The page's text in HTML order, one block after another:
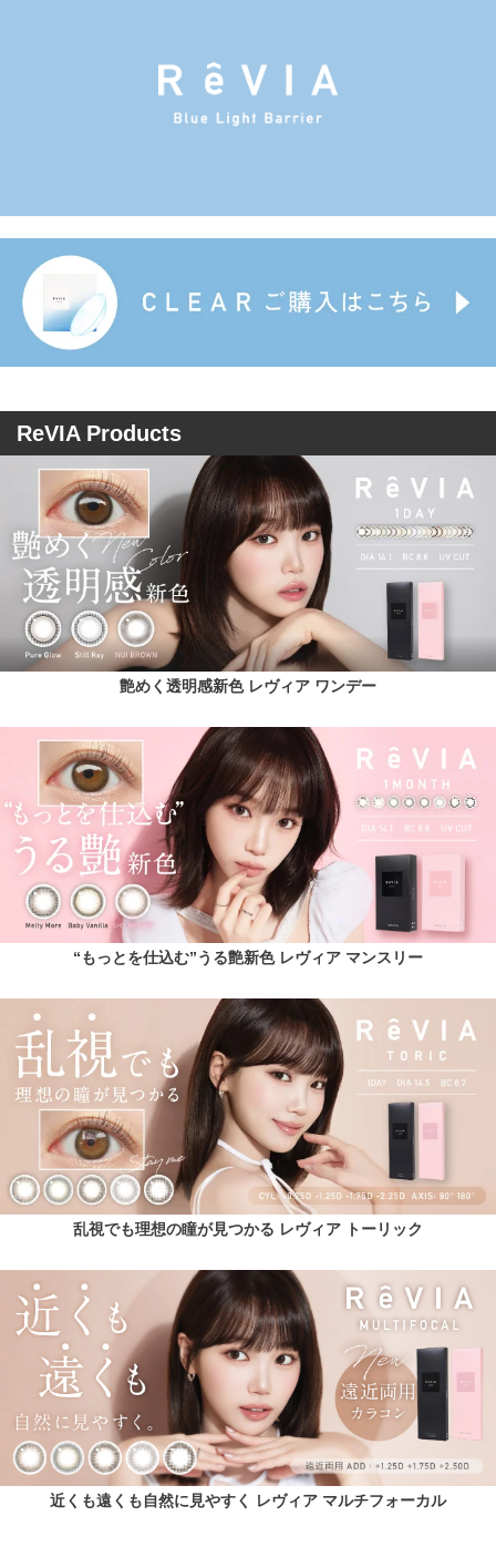
ReVIA Products
艶めく透明感新色 レヴィア ワンデー
“もっとを仕込む”うる艶新色 レヴィア マンスリー
乱視でも理想の瞳が見つかる レヴィア トーリック
近くも遠くも自然に見やすく レヴィア マルチフォーカル